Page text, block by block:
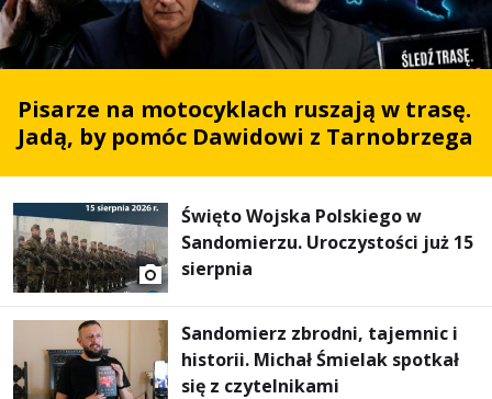
Pisarze na motocyklach ruszają w trasę.
Jadą, by pomóc Dawidowi z Tarnobrzega
Święto Wojska Polskiego w
Sandomierzu. Uroczystości już 15
sierpnia
Sandomierz zbrodni, tajemnic i
historii. Michał Śmielak spotkał
się z czytelnikami